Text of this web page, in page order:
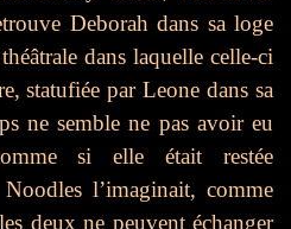
Deborah dans sa loge
dans laquelle celle-ci
statufiée par Leone dans sa
ne semble ne pas avoir eu
si elle était restée
l’imaginait, comme
deux ne peuvent échanger